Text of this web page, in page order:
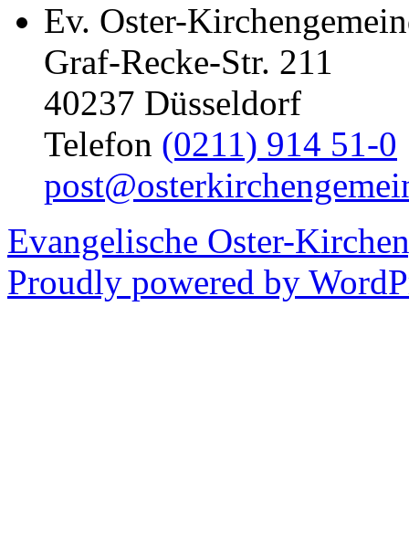
Ev. Oster-
Graf-Recke-Str. 211
40237 Düsseldorf
Telefon (0211) 914 51-0
Evangelische Oster-
Proudly powered by